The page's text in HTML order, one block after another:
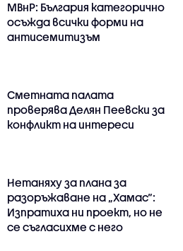
МВнР: България категорично
осъжда всички форми на
антисемитизъм
Сметната палата
проверява Делян Пеевски за
конфликт на интереси
Нетаняху за плана за
разоръжаване на „Хамас“:
Изпратиха ни проект, но не
се съгласихме с него